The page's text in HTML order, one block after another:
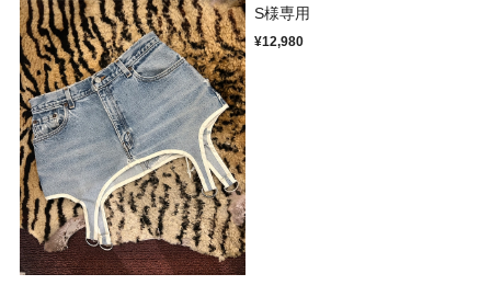
S様専用
¥12,980